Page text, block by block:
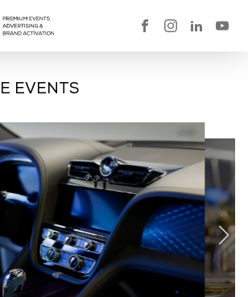
EVENTS